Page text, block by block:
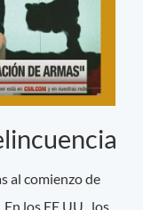
al comienzo de
los EE.UU., los